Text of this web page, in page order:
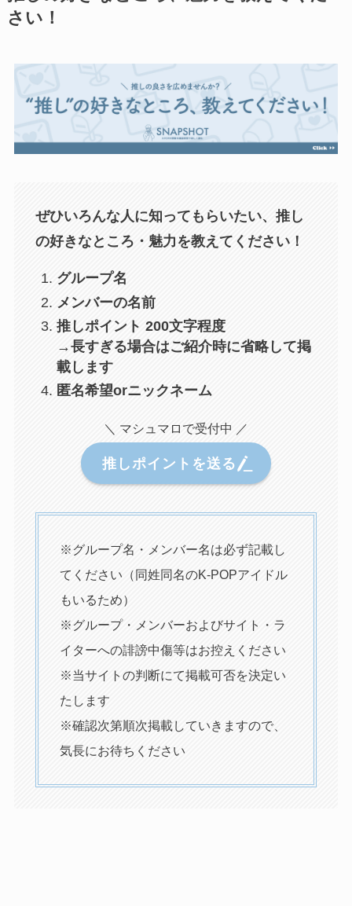
さい！
ぜひいろんな人に知ってもらいたい、推し
の好きなところ・魅力を教えてください！
グループ名
メンバーの名前
推しポイント 200文字程度
→長すぎる場合はご紹介時に省略して掲
載します
匿名希望orニックネーム
＼ マシュマロで受付中 ／
推しポイントを送る
※グループ名・メンバー名は必ず記載し
てください（同姓同名のK-POPアイドル
もいるため）
※グループ・メンバーおよびサイト・ラ
イターへの誹謗中傷等はお控えください
※当サイトの判断にて掲載可否を決定い
たします
※確認次第順次掲載していきますので、
気長にお待ちください